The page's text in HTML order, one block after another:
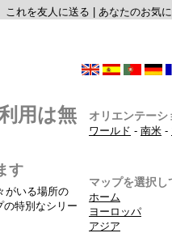
これを友人に送る あなたのお気
用は無
す
がいる場所の
特別なシリー
オリエンテーシ
ワールド - 南米 -
マップを選択し
ホーム
ヨーロッパ
アジア